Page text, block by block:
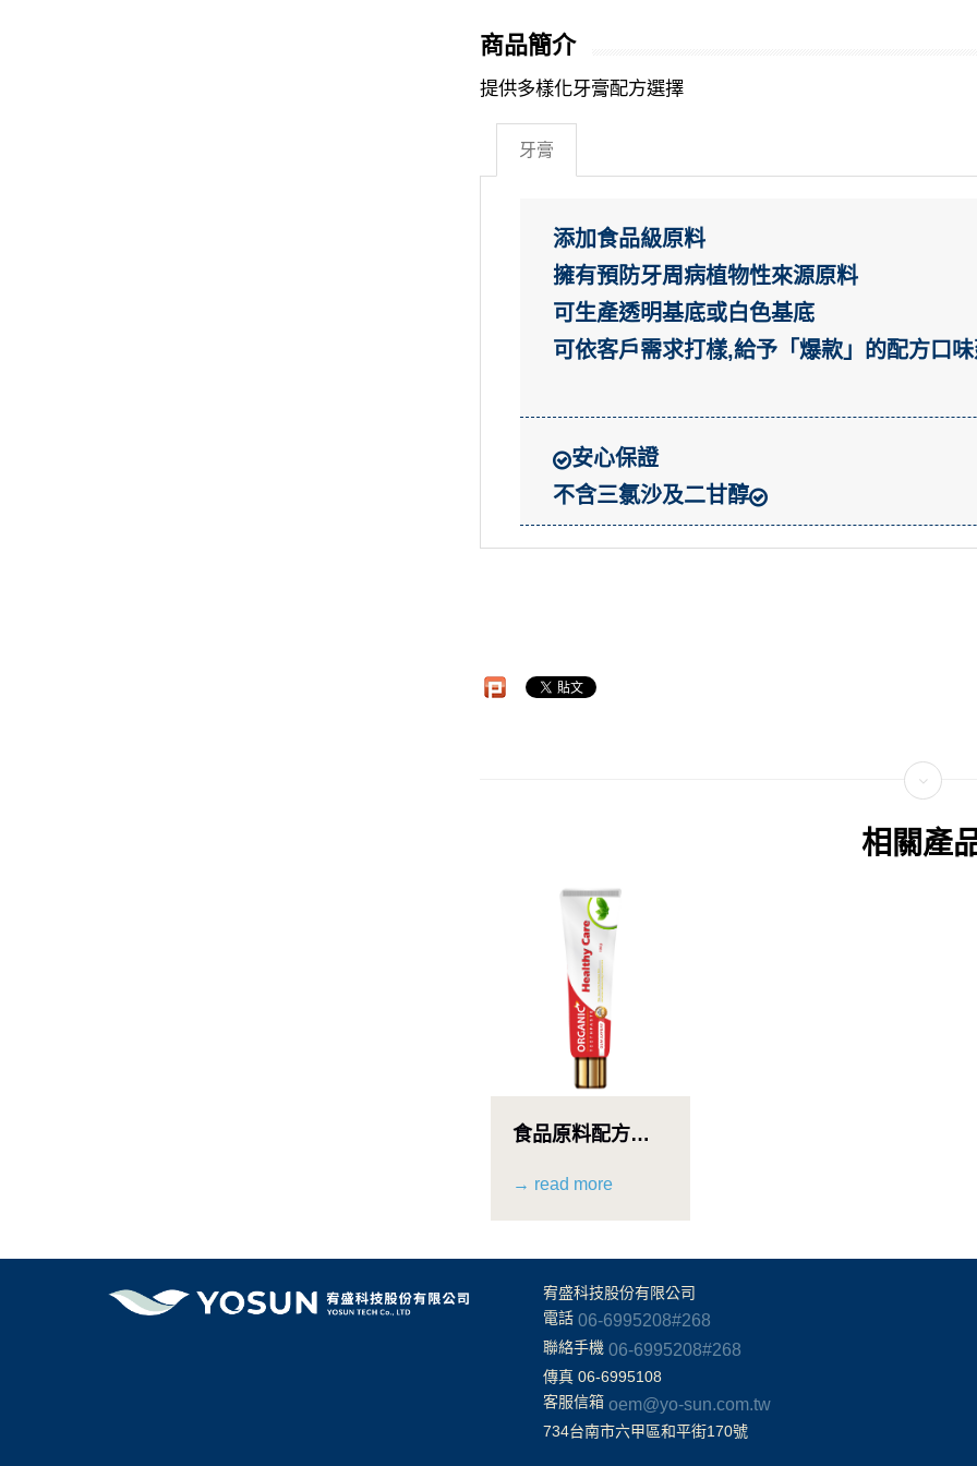
商品簡介
提供多樣化牙膏配方選擇
牙膏
添加食品級原料
擁有預防牙周病植物性來源原料
可生產透明基底或白色基底
可依客戶需求打樣,給予「爆款」的配方口
安心保證
不含三氯沙及二甘醇
相關產
食品原料配方牙
→ read more
宥盛科技股份有限公司
電話 06-6995208#268
聯絡手機 06-6995208#268
傳真 06-6995108
客服信箱 oem@yo-sun.com.tw
734台南市六甲區和平街170號